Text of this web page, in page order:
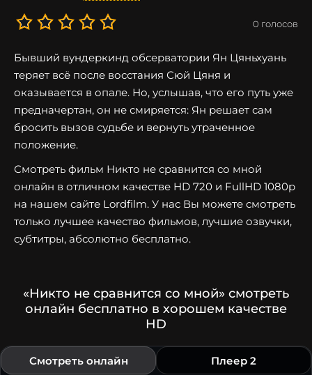
0 голосов
Бывший вундеркинд обсерватории Ян Цяньхуань
теряет всё после восстания Сюй Цяня и
оказывается в опале. Но, услышав, что его путь уже
предначертан, он не смиряется: Ян решает сам
бросить вызов судьбе и вернуть утраченное
положение.
Смотреть фильм Никто не сравнится со мной
онлайн в отличном качестве HD 720 и FullHD 1080p
на нашем сайте Lordfilm. У нас Вы можете смотреть
только лучшее качество фильмов, лучшие озвучки,
субтитры, абсолютно бесплатно.
«Никто не сравнится со мной» смотреть
онлайн бесплатно в хорошем качестве
HD
Смотреть онлайн Плеер 2